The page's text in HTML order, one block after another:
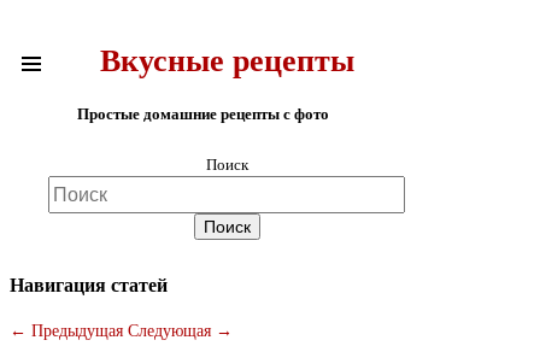
Вкусные рецепты
Простые домашние рецепты с фото
Поиск
Навигация статей
← Предыдущая Следующая →